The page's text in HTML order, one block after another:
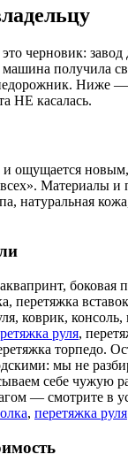
черновик: завод
машина получила
Ниже —
НЕ касалась.
и ощущается
всех». Материалы
натуральная
боковая
перетяжка
коврик, консоль,
руля,
торпедо.
мы не
себе чужую
— смотрите в
, перетяжка руля